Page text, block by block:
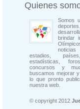
Quienes
Somos
brindar
noticias
estadios,
estadísticas,
concursos y
buscamos mejorar
lo que pronto
nuestra web.
© copyright 2012